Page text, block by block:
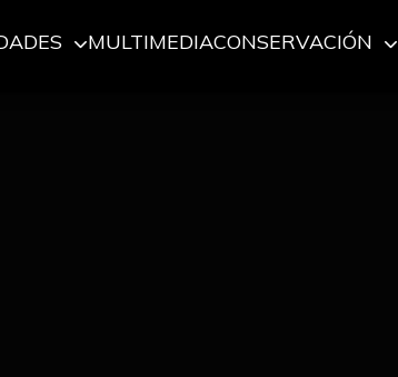
MULTIMEDIACONSERVACIÓN